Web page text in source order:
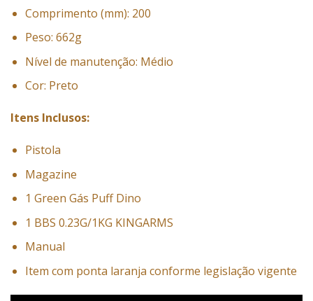
Comprimento (mm): 200
Peso: 662g
Nível de manutenção: Médio
Cor: Preto
Itens Inclusos:
Pistola
Magazine
1 Green Gás Puff Dino
1 BBS 0.23G/1KG KINGARMS
Manual
Item com ponta laranja conforme legislação vigente